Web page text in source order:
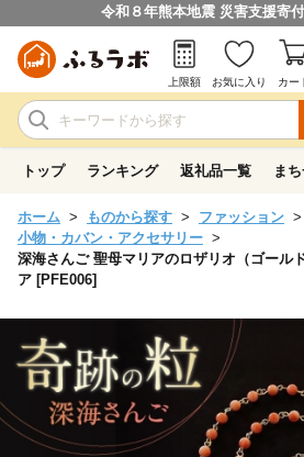
令和８年熊本地震 災害支援寄
上限額 お気に入り カー
トップ ランキング 返礼品一覧 ま
ホーム ものから探す
ファッション
小物・カバン・アクセサリー
深海さんご 聖母マリアのロザリオ（ゴール
ア [PFE006]